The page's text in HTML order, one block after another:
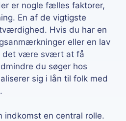
er nogle fælles faktorer,
En af de vigtigste
Hvis du har en
eller en lav
det være svært at få
du søger hos
sig i lån til folk med
indkomst en central rolle.